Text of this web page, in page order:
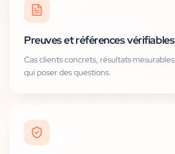
Preuves et références vérifiables
Cas clients concrets, résultats
qui poser des questions.